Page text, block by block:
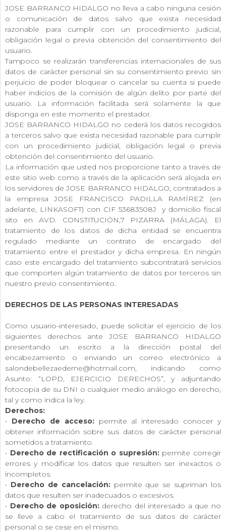
JOSE BARRANCO HIDALGO no lleva a cabo ninguna cesión
o comunicación de datos salvo que exista necesidad
razonable para cumplir con un procedimiento judicial,
obligación legal o previa obtención del consentimiento del
usuario.
Tampoco se realizarán transferencias internacionales de sus
datos de carácter personal sin su consentimiento previo sin
perjuicio de poder bloquear o cancelar su cuenta si puede
haber indicios de la comisión de algún delito por parte del
usuario. La información facilitada será solamente la que
disponga en este momento el prestador.
JOSE BARRANCO HIDALGO no cederá los datos recogidos
a terceros salvo que exista necesidad razonable para cumplir
con un procedimiento judicial, obligación legal o previa
obtención del consentimiento del usuario.
La información que usted nos proporcione tanto a través de
este sitio web como a través de la aplicación será alojada en
los servidores de JOSE BARRANCO HIDALGO, contratados a
la empresa JOSE FRANCISCO PADILLA RAMÍREZ (en
adelante, LINKASOFT) con CIF 53683508J y domicilio fiscal
sito en AVD. CONSTITUCIÓN,7 PIZARRA (MÁLAGA). El
tratamiento de los datos de dicha entidad se encuentra
regulado mediante un contrato de encargado del
tratamiento entre el prestador y dicha empresa. En ningún
caso este encargado del tratamiento subcontratará servicios
que comporten algún tratamiento de datos por terceros sin
nuestro previo consentimiento.
DERECHOS DE LAS PERSONAS INTERESADAS
Como usuario-interesado, puede solicitar el ejercicio de los
siguientes derechos ante JOSE BARRANCO HIDALGO
presentando un escrito a la dirección postal del
encabezamiento o enviando un correo electrónico a
salondebellezaederne@hotmail.com, indicando como
Asunto: “LOPD, EJERCICIO DERECHOS”, y adjuntando
fotocopia de su DNI o cualquier medio análogo en derecho,
tal y como indica la ley.
Derechos:
• Derecho de acceso:permite al interesado conocer y
obtener información sobre sus datos de carácter personal
sometidos a tratamiento.
• Derecho de rectificación o supresión:permite corregir
errores y modificar los datos que resulten ser inexactos o
incompletos.
• Derecho de cancelación:permite que se supriman los
datos que resulten ser inadecuados o excesivos.
• Derecho de oposición:derecho del interesado a que no
se lleve a cabo el tratamiento de sus datos de carácter
personal o se cese en el mismo.